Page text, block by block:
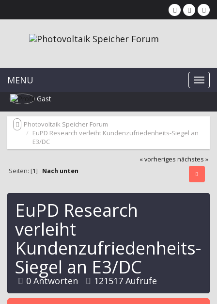
MENU
Gast
Photovoltaik Speicher Forum
EuPD Research verleiht Kundenzufriedenheits-Siegel an
E3/DC
« vorheriges nächstes »
Seiten: [1] Nach unten
EuPD Research
verleiht
Kundenzufriedenheits-
Siegel an E3/DC
0 Antworten 121517 Aufrufe